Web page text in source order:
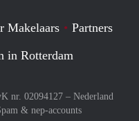
Makelaars
Partners
in Rotterdam
nr. 02094127 – Nederland
& nep-accounts